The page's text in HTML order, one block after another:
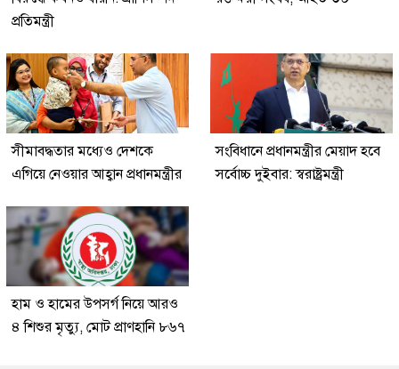
প্রতিমন্ত্রী
সীমাবদ্ধতার মধ্যেও দেশকে
এগিয়ে নেওয়ার আহ্বান প্রধানমন্ত্রীর
সংবিধানে প্রধানমন্ত্রীর মেয়াদ হবে
সর্বোচ্চ দুইবার: স্বরাষ্ট্রমন্ত্রী
হাম ও হামের উপসর্গ নিয়ে আরও
৪ শিশুর মৃত্যু, মোট প্রাণহানি ৮৬৭